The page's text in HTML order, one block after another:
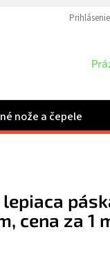
Prihlásenie
nože a čepele
cena za 1